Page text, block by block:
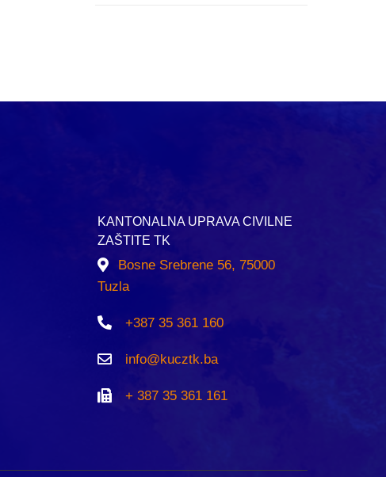
KANTONALNA UPRAVA CIVILNE
ZAŠTITE TK
Bosne Srebrene 56, 75000
Tuzla
+387 35 361 160
info@kucztk.ba
+ 387 35 361 161